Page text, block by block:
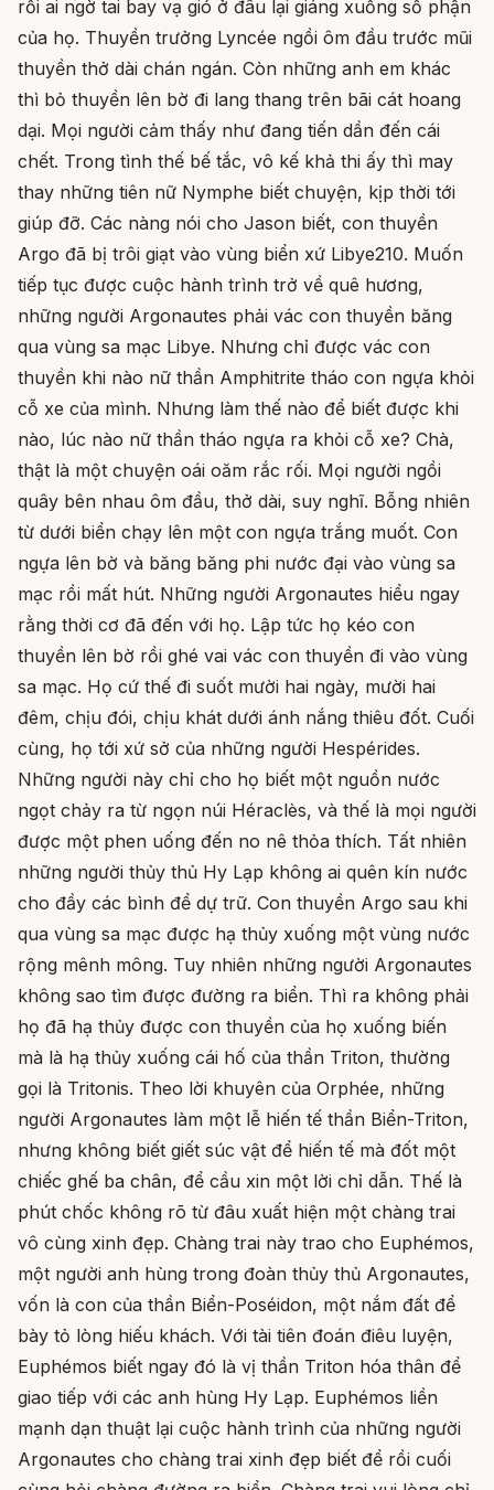
rồi ai ngờ tai bay vạ gió ở đâu lại giáng xuống số phận
của họ. Thuyền trưởng Lyncée ngồi ôm đầu trước mũi
thuyền thở dài chán ngán. Còn những anh em khác
thì bỏ thuyền lên bờ đi lang thang trên bãi cát hoang
dại. Mọi người cảm thấy như đang tiến dần đến cái
chết. Trong tình thế bế tắc, vô kế khả thi ấy thì may
thay những tiên nữ Nymphe biết chuyện, kịp thời tới
giúp đỡ. Các nàng nói cho Jason biết, con thuyền
Argo đã bị trôi giạt vào vùng biển xứ Libye210. Muốn
tiếp tục được cuộc hành trình trở về quê hương,
những người Argonautes phải vác con thuyền băng
qua vùng sa mạc Libye. Nhưng chỉ được vác con
thuyền khi nào nữ thần Amphitrite tháo con ngựa khỏi
cỗ xe của mình. Nhưng làm thế nào để biết được khi
nào, lúc nào nữ thần tháo ngựa ra khỏi cỗ xe? Chà,
thật là một chuyện oái oăm rắc rối. Mọi người ngồi
quây bên nhau ôm đầu, thở dài, suy nghĩ. Bỗng nhiên
từ dưới biển chạy lên một con ngựa trắng muốt. Con
ngựa lên bờ và băng băng phi nước đại vào vùng sa
mạc rồi mất hút. Những người Argonautes hiểu ngay
rằng thời cơ đã đến với họ. Lập tức họ kéo con
thuyền lên bờ rồi ghé vai vác con thuyền đi vào vùng
sa mạc. Họ cứ thế đi suốt mười hai ngày, mười hai
đêm, chịu đói, chịu khát dưới ánh nắng thiêu đốt. Cuối
cùng, họ tới xứ sở của những người Hespérides.
Những người này chỉ cho họ biết một nguồn nước
ngọt chảy ra từ ngọn núi Héraclès, và thế là mọi người
được một phen uống đến no nê thỏa thích. Tất nhiên
những người thủy thủ Hy Lạp không ai quên kín nước
cho đầy các bình để dự trữ. Con thuyền Argo sau khi
qua vùng sa mạc được hạ thủy xuống một vùng nước
rộng mênh mông. Tuy nhiên những người Argonautes
không sao tìm được đường ra biển. Thì ra không phải
họ đã hạ thủy được con thuyền của họ xuống biến
mà là hạ thủy xuống cái hố của thần Triton, thường
gọi là Tritonis. Theo lời khuyên của Orphée, những
người Argonautes làm một lễ hiến tế thần Biển-Triton,
nhưng không biết giết súc vật để hiến tế mà đốt một
chiếc ghế ba chân, để cầu xin một lời chỉ dẫn. Thế là
phút chốc không rõ từ đâu xuất hiện một chàng trai
vô cùng xinh đẹp. Chàng trai này trao cho Euphémos,
một người anh hùng trong đoàn thủy thủ Argonautes,
vốn là con của thần Biển-Poséidon, một nắm đất để
bày tỏ lòng hiếu khách. Với tài tiên đoán điêu luyện,
Euphémos biết ngay đó là vị thần Triton hóa thân để
giao tiếp với các anh hùng Hy Lạp. Euphémos liền
mạnh dạn thuật lại cuộc hành trình của những người
Argonautes cho chàng trai xinh đẹp biết để rồi cuối